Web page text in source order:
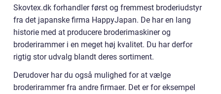
Skovtex.dk forhandler først og fremmest broderiudstyr
fra det japanske firma HappyJapan. De har en lang
historie med at producere broderimaskiner og
broderirammer i en meget høj kvalitet. Du har derfor
rigtig stor udvalg blandt deres sortiment.
Derudover har du også mulighed for at vælge
broderirammer fra andre firmaer. Det er for eksempel